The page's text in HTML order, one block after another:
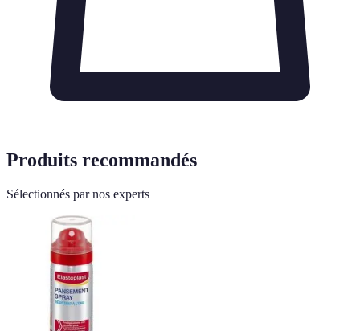
Produits recommandés
Sélectionnés par nos experts